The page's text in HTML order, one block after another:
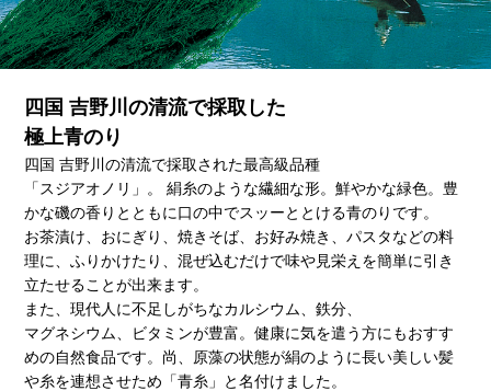
四国 吉野川の清流で採取した
極上青のり
四国 吉野川の清流で採取された最高級品種
「スジアオノリ」。
絹糸のような繊細な形。鮮やかな緑色。豊
かな磯の香りとともに口の中でスッーととける青のりです。
お茶漬け、おにぎり、焼きそば、お好み焼き、パスタなどの料
理に、ふりかけたり、混ぜ込むだけで味や見栄えを簡単に引き
立たせることが出来ます。
また、現代人に不足しがちなカルシウム、鉄分、
マグネシウム、ビタミンが豊富。健康に気を遣う方にもおすす
めの自然食品です。尚、原藻の状態が絹のように長い美しい髪
や糸を連想させため「青糸」と名付けました。